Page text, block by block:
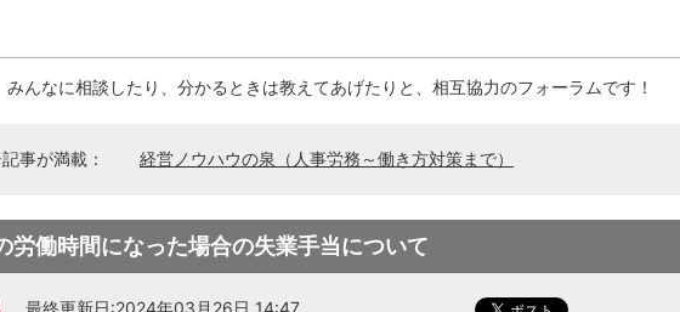
んなに相談したり、分かるときは教えてあげたりと、相互協力のフォーラムです！
事が満載： 経営ノウハウの泉（人事労務～働き方対策まで）
労働時間になった場合の失業手当について